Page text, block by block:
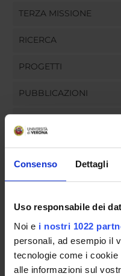
Consenso Dettagli
Uso responsabile dei
Noi e i nostri 1022
personali, ad esempio il
tecnologie come i
alle informazioni sul
TERZA MISSIONE
RICERCA
PROGETTI
PUBBLICAZIONI
ORGANIZZAZIONE
GOVERNANCE
COMMISSIONI
UFFICI E STRUTTURE